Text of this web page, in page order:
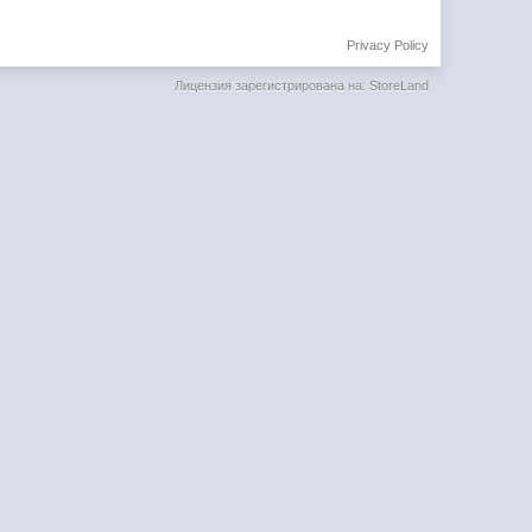
Privacy Policy
Лицензия зарегистрирована на: StoreLand